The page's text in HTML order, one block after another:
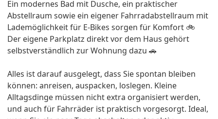
Ein modernes Bad mit Dusche, ein praktischer
Abstellraum sowie ein eigener Fahrradabstellraum mit
Lademöglichkeit für E-Bikes sorgen für Komfort 🚲
Der eigene Parkplatz direkt vor dem Haus gehört
selbstverständlich zur Wohnung dazu 🚗
Alles ist darauf ausgelegt, dass Sie spontan bleiben
können: anreisen, auspacken, loslegen. Kleine
Alltagsdinge müssen nicht extra organisiert werden,
und auch für Fahrräder ist praktisch vorgesorgt. Ideal,